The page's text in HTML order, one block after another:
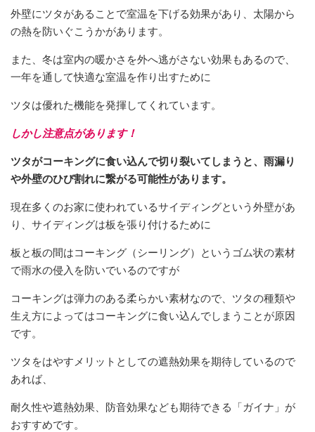
外壁にツタがあることで室温を下げる効果があり、太陽から
の熱を防いぐこうかがあります。
また、冬は室内の暖かさ を外へ逃がさない効果もあるので、
一年を通して快適な室温を作り出すために
ツタは優れた機能を発揮してくれています。
しかし注意点があります！
ツタがコーキングに食い込んで切り裂いてしまうと、 雨漏り
や外壁のひび割れに繋がる可能性があります。
現在多くのお家に使われているサイディングという外壁があ
り、サイディングは板を張り付けるために
板と板の間はコーキング（シーリング）
というゴム状の素材
で雨水の侵入を防いでいるのですが
コーキングは弾力のある柔らかい素材なので、ツタの種類や
生え方によってはコーキングに食い込んでしまうことが原因
です。
ツタをはやすメリットとしての遮熱効果を期待しているので
あれば、
耐久性や遮熱効果、防音効果なども期待できる「ガイナ」が
おすすめです。